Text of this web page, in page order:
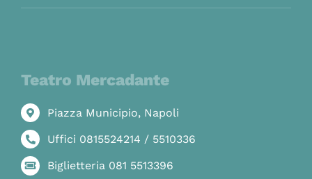
Teatro Mercadante
Piazza Municipio, Napoli
Uffici 0815524214 / 5510336
Biglietteria 081 5513396